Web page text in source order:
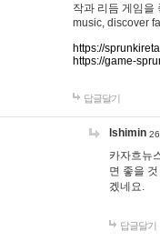
작과 리듬 게임을
music, discover
https://
https://game-
답글달기
lshimin
카자흐뉴
면 좋을
겠네요.
답글달기